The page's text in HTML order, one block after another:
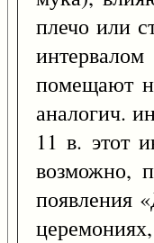
плечо или
помещают
аналогич.
11 в. этот
возможно,
появления